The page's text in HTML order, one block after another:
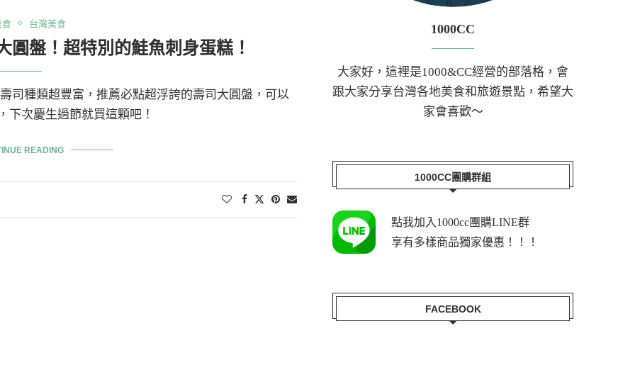
食 台灣美食
圓盤！超特別的鮭魚刺身蛋糕！
司種類超豐富，推薦必點超浮誇的壽司大圓盤，可以
下次慶生過節就買這顆吧！
READING
1000CC
大家好，這裡是1000&CC經營的部落格，會
跟大家分享台灣各地美食和旅遊景點，希望大
家會喜歡～
1000CC團購群組
點我加入1000cc團購LINE群
享有多樣商品獨家優惠！！！
FACEBOOK